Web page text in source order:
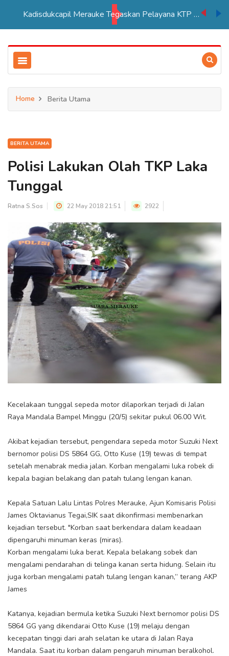
Kadisdukcapil Merauke Tegaskan Pelayana KTP Sesuai SOP
Home Berita Utama
BERITA UTAMA
Polisi Lakukan Olah TKP Laka
Tunggal
Ratna S.Sos 22 May 2018 21:51 2922
Kecelakaan tunggal sepeda motor dilaporkan terjadi di Jalan
Raya Mandala Bampel Minggu (20/5) sekitar pukul 06.00 Wit.
Akibat kejadian tersebut, pengendara sepeda motor Suzuki Next
bernomor polisi DS 5864 GG, Otto Kuse (19) tewas di tempat
setelah menabrak media jalan. Korban mengalami luka robek di
kepala bagian belakang dan patah tulang lengan kanan.
Kepala Satuan Lalu Lintas Polres Merauke, Ajun Komisaris Polisi
James Oktavianus Tegai,SIK saat dikonfirmasi membenarkan
kejadian tersebut. "Korban saat berkendara dalam keadaan
dipengaruhi minuman keras (miras).
Korban mengalami luka berat. Kepala belakang sobek dan
mengalami pendarahan di telinga kanan serta hidung. Selain itu
juga korban mengalami patah tulang lengan kanan,” terang AKP
James
Katanya, kejadian bermula ketika Suzuki Next bernomor polisi DS
5864 GG yang dikendarai Otto Kuse (19) melaju dengan
kecepatan tinggi dari arah selatan ke utara di Jalan Raya
Mandala. Saat itu korban dalam pengaruh minuman beralkohol.